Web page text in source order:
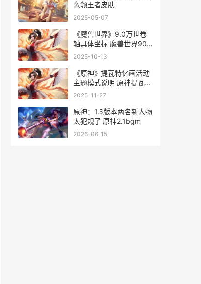
么领王者皮肤
2025-05-07
《魔兽世界》9.0万世卷
轴具体坐标 魔兽世界90
级dps排行
2025-10-13
《原神》提瓦特忆画活动
主题模式说明 原神提瓦特
地图
2025-11-27
原神：1.5版本两名新人物
太犯规了 原神2.1bgm
2026-06-15